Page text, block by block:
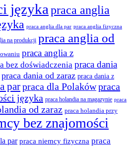
języka praca anglia
praca anglia dla par praca anglia fizyczna
na produkcji praca anglia od
praca anglia z
bez doświadczenia praca dania
praca dania od zaraz praca dania z
parpraca dla Polakówpraca
języka praca holandia na magazynie praca
od zaraz praca holandia przy
bez znajomości
par praca niemcy fizyczna praca